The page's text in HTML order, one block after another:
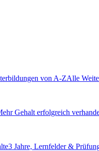
von A-ZAlle
Gehalt erfolgreich
3 Jahre, Lernfelder &